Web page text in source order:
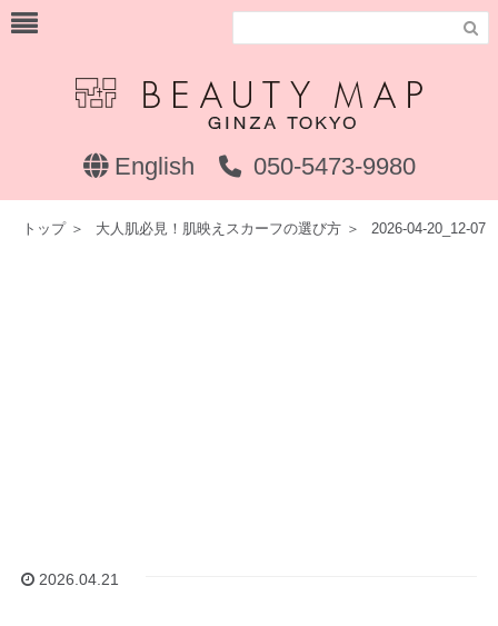

English 050-5473-9980
トップ＞ 大人肌必見！肌映えスカーフの選び方 ＞ 2026-04-20_12-07
2026.04.21